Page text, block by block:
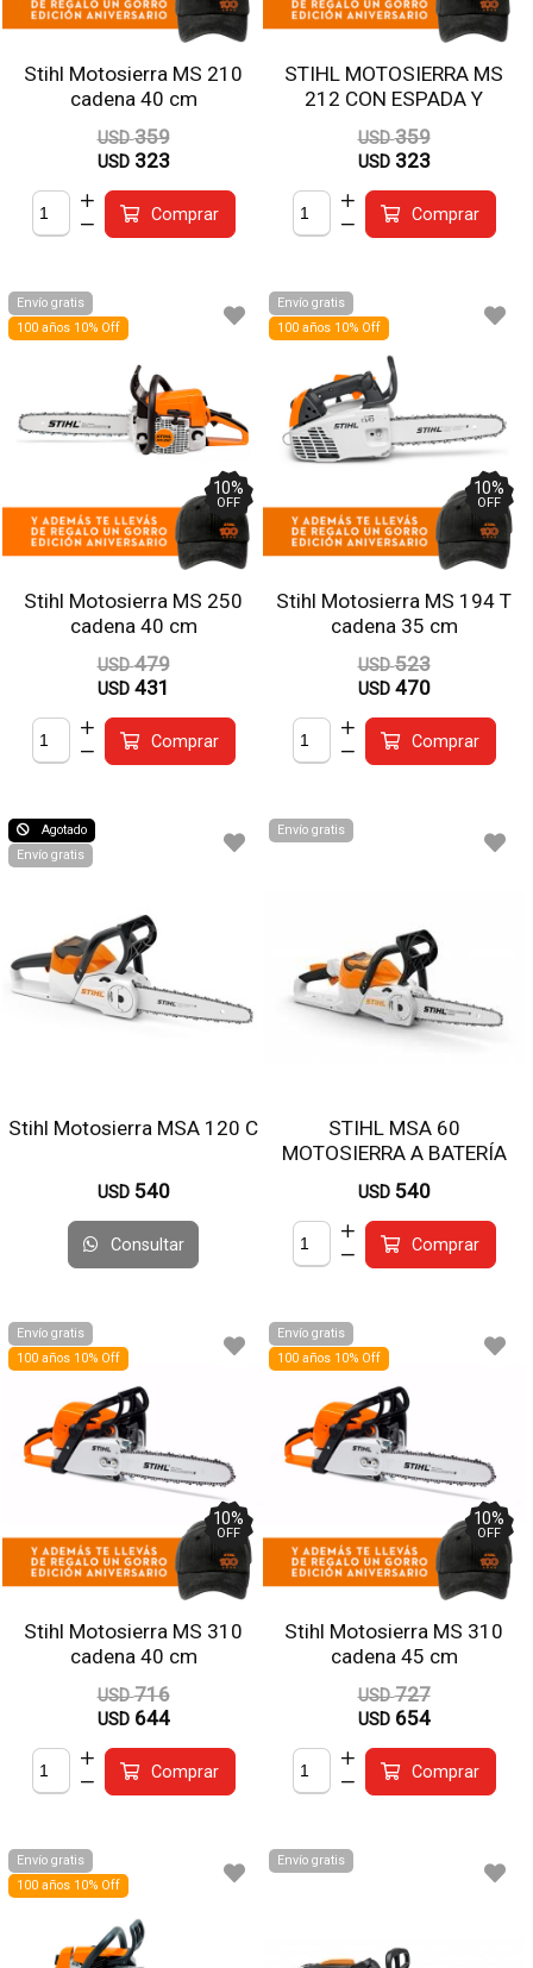
Stihl Motosierra MS 210
cadena 40 cm
USD 359
USD 323
Comprar
STIHL MOTOSIERRA MS
212 CON ESPADA Y
CADENA 40 CM
USD 359
USD 323
Comprar
Envío gratis
100 años 10% Off
Stihl Motosierra MS 250
cadena 40 cm
10%
OFF
USD 479
USD 431
Comprar
Envío gratis
100 años 10% Off
Stihl Motosierra MS 194 T
cadena 35 cm
10%
OFF
USD 523
USD 470
Comprar
Agotado
Envío gratis
Stihl Motosierra MSA 120 C
USD 540
Consultar
Envío gratis
STIHL MSA 60
MOTOSIERRA A BATERÍA
30CM
USD 540
Comprar
Envío gratis
100 años 10% Off
Stihl Motosierra MS 310
cadena 40 cm
10%
OFF
USD 716
USD 644
Comprar
Envío gratis
100 años 10% Off
Stihl Motosierra MS 310
cadena 45 cm
10%
OFF
USD 727
USD 654
Comprar
Envío gratis
100 años 10% Off
Envío gratis